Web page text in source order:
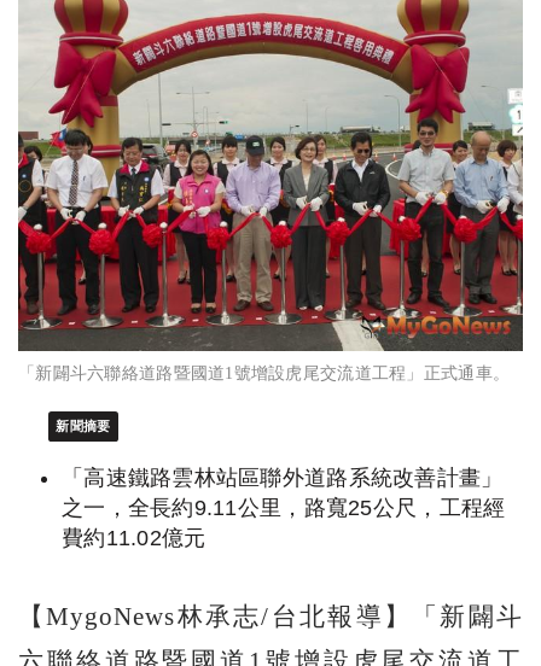
「新闢斗六聯絡道路暨國道1號增設虎尾交流道工程」正式通車。
新聞摘要
「高速鐵路雲林站區聯外道路系統改善計畫」
之一，全長約9.11公里，路寬25公尺，工程經
費約11.02億元
【MygoNews林承志/台北報導】「新闢斗